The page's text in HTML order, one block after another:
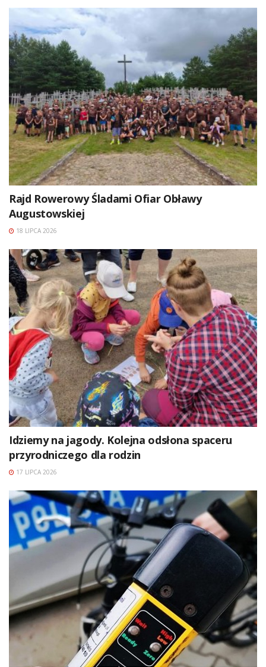
Rajd Rowerowy Śladami Ofiar Obławy
Augustowskiej
18 LIPCA 2026
Idziemy na jagody. Kolejna odsłona spaceru
przyrodniczego dla rodzin
17 LIPCA 2026